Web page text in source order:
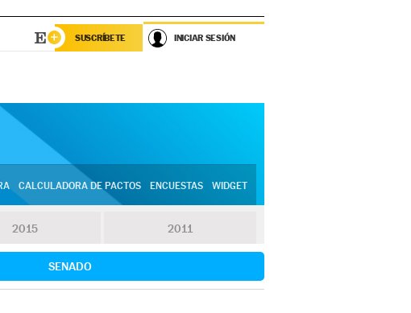
SUSCRÍBETE INICIAR SESIÓN
CALCULADORA DE PACTOS ENCUESTAS WIDGET
2015 2011
SENADO